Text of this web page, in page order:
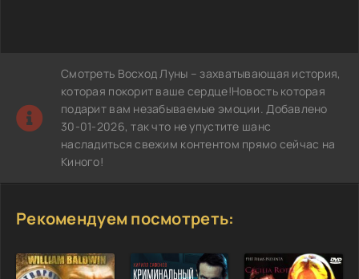
Смотреть Восход Луны – захватывающая история,
которая покорит ваше сердце!Новость которая
подарит вам незабываемые эмоции. Добавлено
30-01-2026, так что не упустите шанс
насладиться свежим контентом прямо сейчас на
Киного!
Рекомендуем посмотреть: